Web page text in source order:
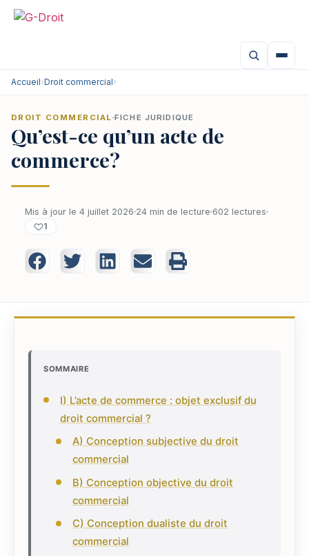
Accueil›Droit commercial›
DROIT COMMERCIAL FICHE JURIDIQUE
Qu’est-ce qu’un acte de
commerce?
Mis à jour le 4 juillet 2026 24 min de lecture 602 lectures
1
SOMMAIRE
I) L’acte de commerce : objet exclusif du
droit commercial ?
A) Conception subjective du droit
commercial
B) Conception objective du droit
commercial
C) Conception dualiste du droit
commercial